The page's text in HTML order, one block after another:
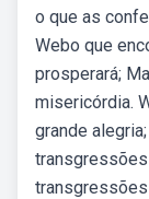
o que as
Webo que
prosperará;
misericórdia.
grande
transgressões
transgressões